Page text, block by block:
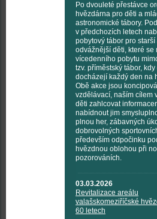
Po dvouleté přestávce
hvězdárna pro děti a
astronomické tábory.
v předchozích letech
pobytový tábor pro starší
odvážnější děti, které se
vícedenního pobytu
tzv. příměstský tábor, kdy
docházejí každý den na
Obě akce jsou
vzdělávací, naším cílem
děti zahlcovat
nabídnout jim
plnou her, zábavných
dobrovolných
především odpočinku
hvězdnou oblohou při
pozorováních.
03.03.2026
Revitalizace areálu
valašskomeziříčské
60 letech